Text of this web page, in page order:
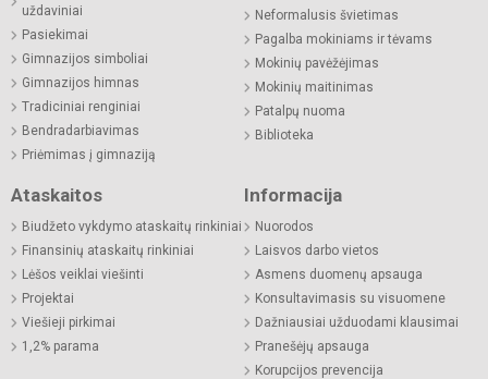
uždaviniai
Pasiekimai
Gimnazijos simboliai
Gimnazijos himnas
Tradiciniai renginiai
Bendradarbiavimas
Priėmimas į gimnaziją
Neformalusis švietimas
Pagalba mokiniams ir tėvams
Mokinių pavėžėjimas
Mokinių maitinimas
Patalpų nuoma
Biblioteka
Ataskaitos
Biudžeto vykdymo ataskaitų rinkiniai
Finansinių ataskaitų rinkiniai
Lėšos veiklai viešinti
Projektai
Viešieji pirkimai
1,2% parama
Informacija
Nuorodos
Laisvos darbo vietos
Asmens duomenų apsauga
Konsultavimasis su visuomene
Dažniausiai užduodami klausimai
Pranešėjų apsauga
Korupcijos prevencija